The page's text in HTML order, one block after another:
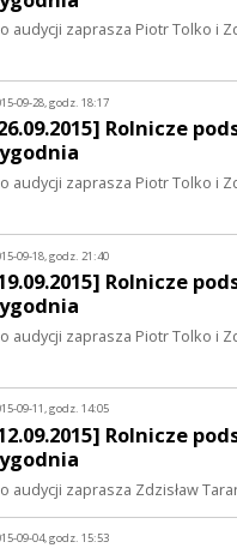
audycji zaprasza Piotr Tolko i
09-28, godz. 18:17
Rolnicze
audycji zaprasza Piotr Tolko i
09-18, godz. 21:40
Rolnicze
audycji zaprasza Piotr Tolko i
09-11, godz. 14:05
Rolnicze
audycji zaprasza Zdzisław
09-04, godz. 15:53